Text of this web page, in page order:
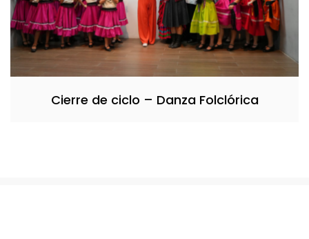
Cierre de ciclo – Danza Folclórica